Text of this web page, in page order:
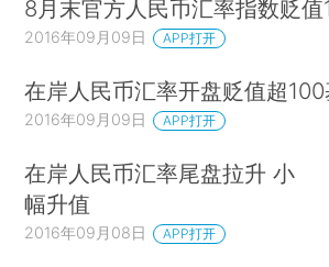
8月末官方人民币汇率指数贬值
2016年09月09日 APP打开
在岸人民币汇率开盘贬值超100
2016年09月09日 APP打开
在岸人民币汇率尾盘拉升 小
幅升值
2016年09月08日 APP打开